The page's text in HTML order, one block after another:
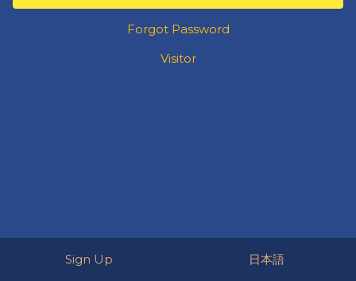
Sign Up 日本語
Forgot Password
Visitor